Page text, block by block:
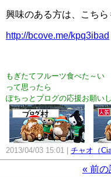
興味のある方は、こち
http://bcove.me/kpq3ibad
もぎたてフルーツ食べた～い
って思ったら
ぽちっとブログの応援お願いし
2013/04/03 15:01 チャオ（
« 前の